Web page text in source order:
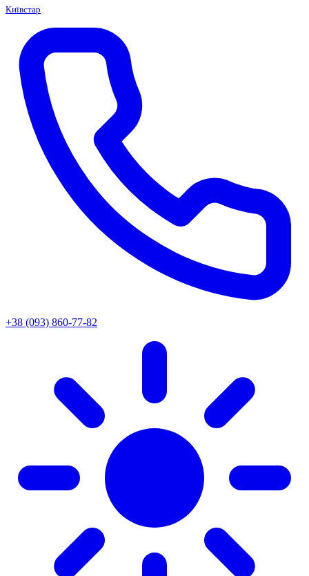
Київстар
+38 (093) 860-77-82